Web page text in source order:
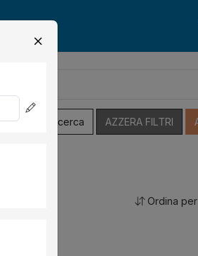
Salva Ricerca AZZERA FILTRI
Ordina per